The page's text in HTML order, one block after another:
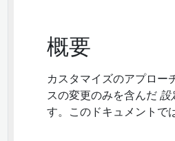
概要
カスタマイズのアプロー
スの変更のみを含んだ設
す。このドキュメントで